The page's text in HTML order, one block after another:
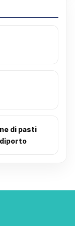
di pasti